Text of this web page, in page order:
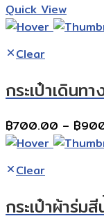
Quick View
Clear
กระเป๋าเดิน
฿700.00 – ฿
Clear
กระเป๋าผ้าร่มสี